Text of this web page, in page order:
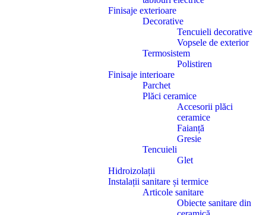
Finisaje exterioare
Decorative
Tencuieli decorative
Vopsele de exterior
Termosistem
Polistiren
Finisaje interioare
Parchet
Plăci ceramice
Accesorii plăci
ceramice
Faianță
Gresie
Tencuieli
Glet
Hidroizolații
Instalații sanitare și termice
Articole sanitare
Obiecte sanitare din